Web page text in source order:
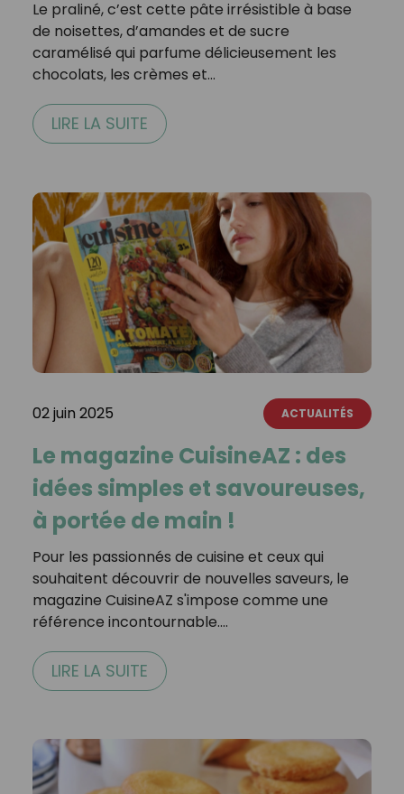
Le praliné, c’est cette pâte irrésistible à base
de noisettes, d’amandes et de sucre
caramélisé qui parfume délicieusement les
chocolats, les crèmes et…
LIRE LA SUITE
02 juin 2025 ACTUALITÉS
Le magazine CuisineAZ : des
idées simples et savoureuses,
à portée de main !
Pour les passionnés de cuisine et ceux qui
souhaitent découvrir de nouvelles saveurs, le
magazine CuisineAZ s'impose comme une
référence incontournable.…
LIRE LA SUITE